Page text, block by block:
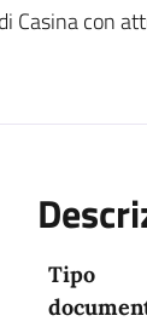
Casina con
Tipo